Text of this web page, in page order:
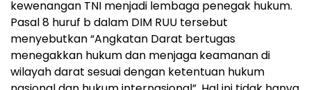
kewenangan TNI menjadi lembaga penegak hukum.
Pasal 8 huruf b dalam DIM RUU tersebut
menyebutkan “Angkatan Darat bertugas
menegakkan hukum dan menjaga keamanan di
wilayah darat sesuai dengan ketentuan hukum